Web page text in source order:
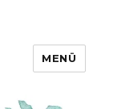
MENÜ